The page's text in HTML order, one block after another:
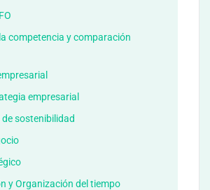
competencia y comparación
empresarial
sostenibilidad
y Organización del tiempo